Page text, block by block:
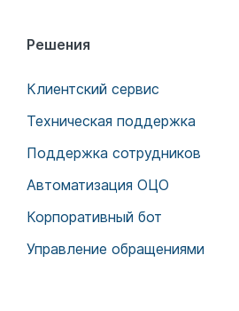
Решения
Клиентский сервис
Техническая поддержка
Поддержка сотрудников
Автоматизация ОЦО
Корпоративный бот
Управление обращениями